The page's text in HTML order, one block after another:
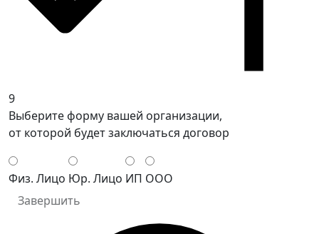
9
Выберите форму вашей организации,
от которой будет заключаться договор
Физ. Лицо Юр. Лицо ИП ООО
Завершить